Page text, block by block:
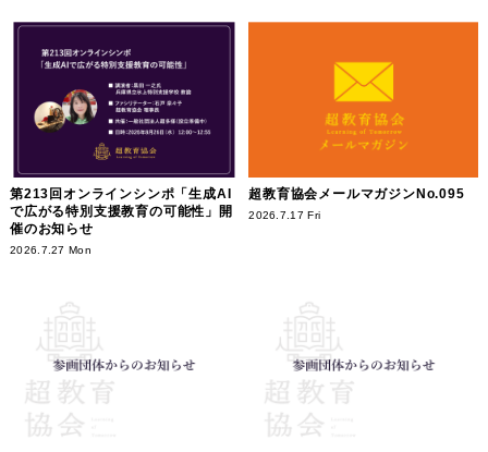
第213回オンラインシンポ「生成AI
で広がる特別支援教育の可能性」開
催のお知らせ
2026.7.27 Mon
超教育協会メールマガジンNo.095
2026.7.17 Fri